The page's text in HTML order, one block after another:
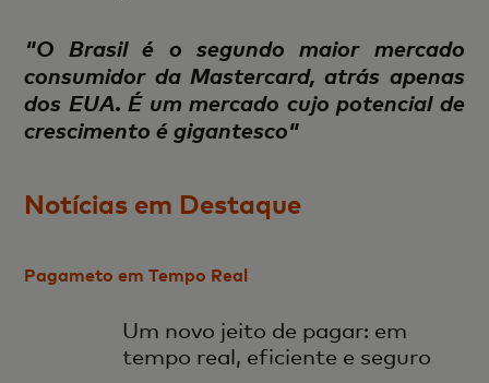
"O Brasil é o segundo maior mercado
consumidor da Mastercard, atrás apenas
dos EUA. É um mercado cujo potencial de
crescimento é gigantesco"
Notícias em Destaque
Pagameto em Tempo Real
Um novo jeito de pagar: em
tempo real, eficiente e seguro